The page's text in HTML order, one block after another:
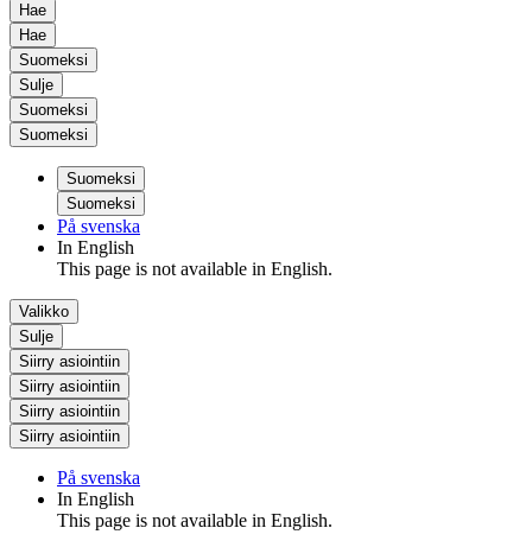
Hae
Hae
Suomeksi
Sulje
Suomeksi
Suomeksi
Suomeksi
Suomeksi
På svenska
In English
This page is not available in English.
Valikko
Sulje
Siirry asiointiin
Siirry asiointiin
Siirry asiointiin
Siirry asiointiin
På svenska
In English
This page is not available in English.